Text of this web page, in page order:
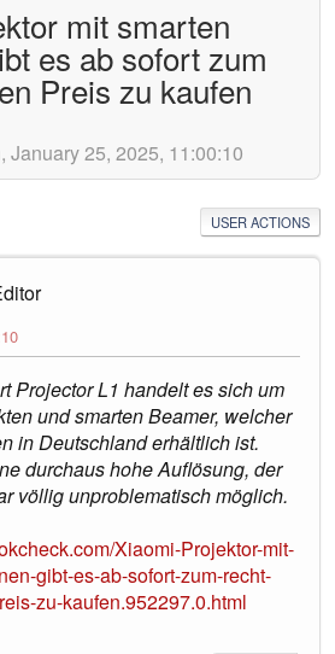
mit smarten
es ab sofort zum
Preis zu kaufen
January 25, 2025, 11:00:10
USER ACTIONS
Projector L1 handelt es sich um
und smarten Beamer, welcher
in Deutschland erhältlich ist.
durchaus hohe Auflösung, der
völlig unproblematisch möglich.
Xiaomi-Projektor-mit-
gibt-es-ab-sofort-zum-recht-
zu-kaufen.952297.0.html